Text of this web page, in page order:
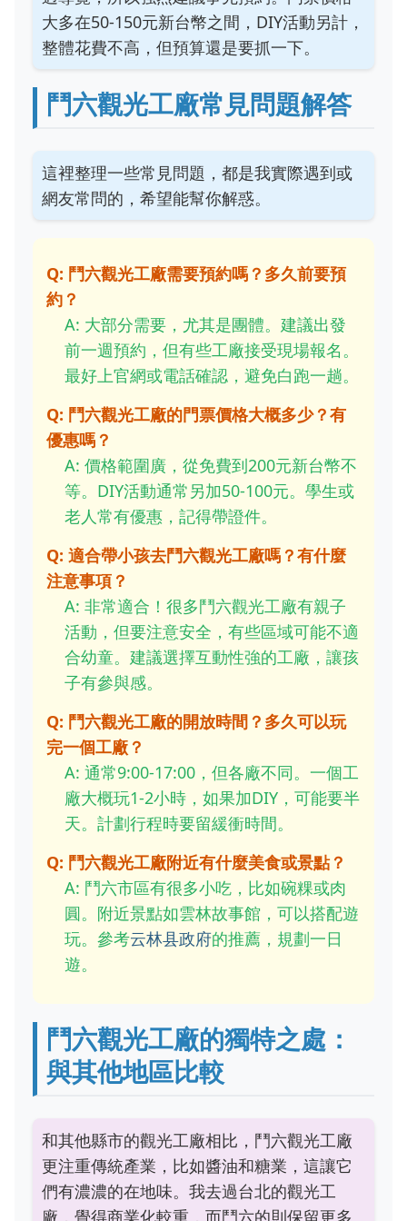
大多在50-150元新台幣之間，DIY活動另計，
整體花費不高，但預算還是要抓一下。
鬥六觀光工廠常見問題解答
這裡整理一些常見問題，都是我實際遇到或
網友常問的，希望能幫你解惑。
Q: 鬥六觀光工廠需要預約嗎？多久前要預
約？
A: 大部分需要，尤其是團體。建議出發
前一週預約，但有些工廠接受現場報名。
最好上官網或電話確認，避免白跑一趟。
Q: 鬥六觀光工廠的門票價格大概多少？有
優惠嗎？
A: 價格範圍廣，從免費到200元新台幣不
等。DIY活動通常另加50-100元。學生或
老人常有優惠，記得帶證件。
Q: 適合帶小孩去鬥六觀光工廠嗎？有什麼
注意事項？
A: 非常適合！很多鬥六觀光工廠有親子
活動，但要注意安全，有些區域可能不適
合幼童。建議選擇互動性強的工廠，讓孩
子有參與感。
Q: 鬥六觀光工廠的開放時間？多久可以玩
完一個工廠？
A: 通常9:00-17:00，但各廠不同。一個工
廠大概玩1-2小時，如果加DIY，可能要半
天。計劃行程時要留緩衝時間。
Q: 鬥六觀光工廠附近有什麼美食或景點？
A: 鬥六市區有很多小吃，比如碗粿或肉
圓。附近景點如雲林故事館，可以搭配遊
玩。參考云林县政府的推薦，規劃一日
遊。
鬥六觀光工廠的獨特之處：
與其他地區比較
和其他縣市的觀光工廠相比，鬥六觀光工廠
更注重傳統產業，比如醬油和糖業，這讓它
們有濃濃的在地味。我去過台北的觀光工
廠，覺得商業化較重，而鬥六的則保留更多